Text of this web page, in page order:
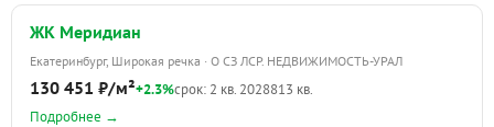
ЖК Меридиан
Екатеринбург, Широкая речка · О СЗ ЛСР. НЕДВИЖИМОСТЬ-УРАЛ
130 451 ₽/м²+2.3%срок: 2 кв. 2028813 кв.
Подробнее →